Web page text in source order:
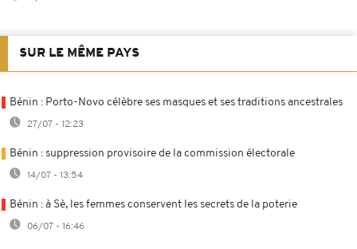
SUR LE MÊME PAYS
Bénin : Porto-Novo célèbre ses masques et ses traditions ancestrales
27/07 - 12:23
Bénin : suppression provisoire de la commission électorale
14/07 - 13:54
Bénin : à Sè, les femmes conservent les secrets de la poterie
06/07 - 16:46